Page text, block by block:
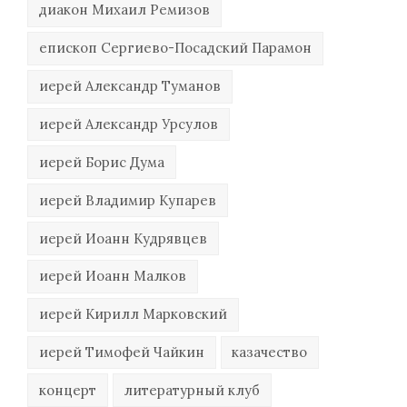
диакон Михаил Ремизов
епископ Сергиево-Посадский Парамон
иерей Александр Туманов
иерей Александр Урсулов
иерей Борис Дума
иерей Владимир Купарев
иерей Иоанн Кудрявцев
иерей Иоанн Малков
иерей Кирилл Марковский
иерей Тимофей Чайкин казачество
концерт литературный клуб